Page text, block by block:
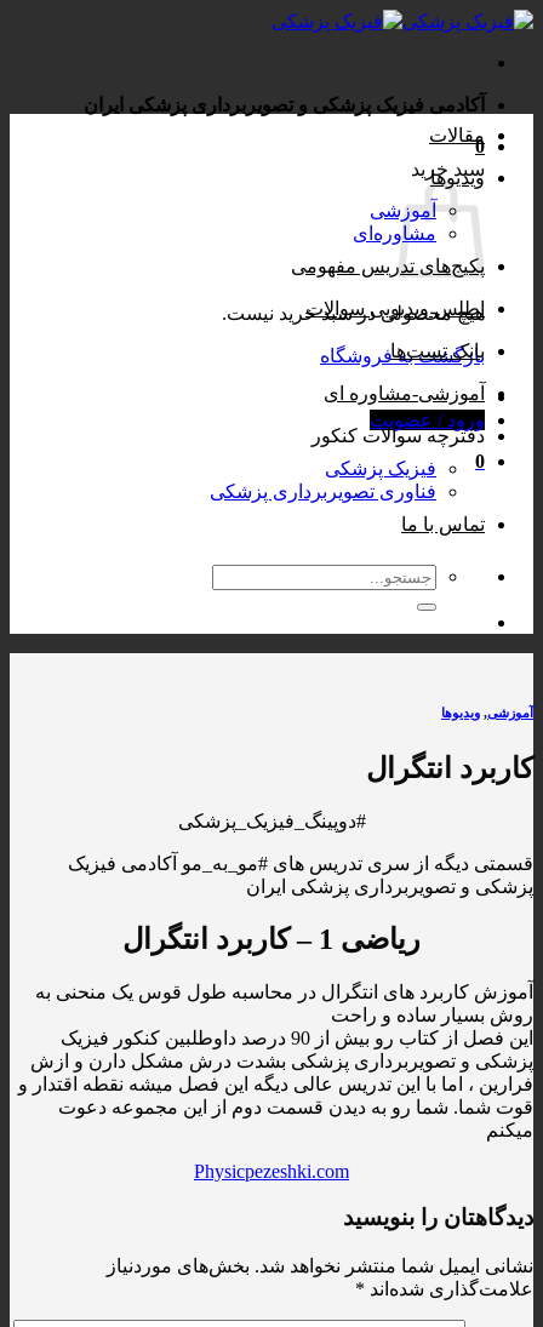
Skip
content
آکادمی فیزیک پزشکی و تصویربرداری پزشکی ایران
0
سبد خرید
هیچ محصولی در سبد خرید نیست.
بازگشت به فروشگاه
ورود / عضویت
0
مقالات
ویدیوها
آموزشی
مشاوره‌ای
پکیج‌های تدریس مفهومی
اطلس ویدیویی سوالات
بانک تست‌ها
آموزشی-مشاوره ای
دفترچه سوالات کنکور
فیزیک پزشکی
فناوری تصویربرداری پزشکی
تماس با ما
جستجو
آموزشی, ویدیوها
کاربرد انتگرال
#دوپینگ_فیزیک_پزشکی
قسمتی دیگه از سری تدریس های #مو_به_مو آکادمی فیزیک
پزشکی و تصویربرداری پزشکی ایران
ریاضی 1 – کاربرد انتگرال
آموزش کاربرد های انتگرال در محاسبه طول قوس یک منحنی به
روش بسیار ساده و راحت
این فصل از کتاب رو بیش از 90 درصد داوطلبین کنکور فیزیک
پزشکی و تصویربرداری پزشکی بشدت درش مشکل دارن و ازش
فرارین ، اما با این تدریس عالی دیگه این فصل میشه نقطه اقتدار و
قوت شما. شما رو به دیدن قسمت دوم از این مجموعه دعوت
میکنم
Physicpezeshki.com
دیدگاهتان را بنویسید
نشانی ایمیل شما منتشر نخواهد شد. بخش‌های موردنیاز
علامت‌گذاری شده‌اند *